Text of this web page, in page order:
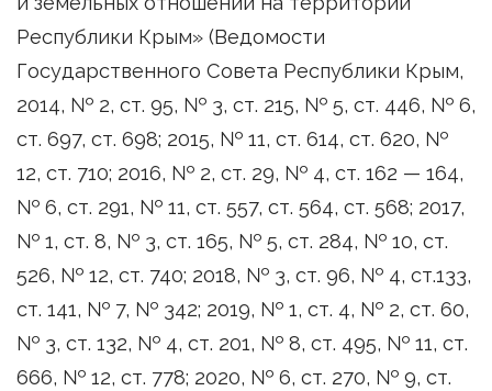
Республики Крым» (Ведомости
Государственного Совета Республики Крым,
2014, № 2, ст. 95, № 3, ст. 215, № 5, ст. 446, № 6,
ст. 697, ст. 698; 2015, № 11, ст. 614, ст. 620, №
12, ст. 710; 2016, № 2, ст. 29, № 4, ст. 162 — 164,
№ 6, ст. 291, № 11, ст. 557, ст. 564, ст. 568; 2017,
№ 1, ст. 8, № 3, ст. 165, № 5, ст. 284, № 10, ст.
526, № 12, ст. 740; 2018, № 3, ст. 96, № 4, ст.133,
ст. 141, № 7, № 342; 2019, № 1, ст. 4, № 2, ст. 60,
№ 3, ст. 132, № 4, ст. 201, № 8, ст. 495, № 11, ст.
666, № 12, ст. 778; 2020, № 6, ст. 270, № 9, ст.